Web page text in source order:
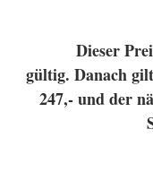
Dieser
gültig. Danach
247,- und der